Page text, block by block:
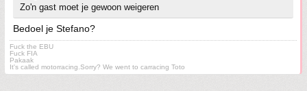
Zo'n gast moet je gewoon weigeren
Bedoel je Stefano?
Fuck the EBU
Fuck FIA
Pakaak
It's called motorracing.Sorry? We went to carracing Toto